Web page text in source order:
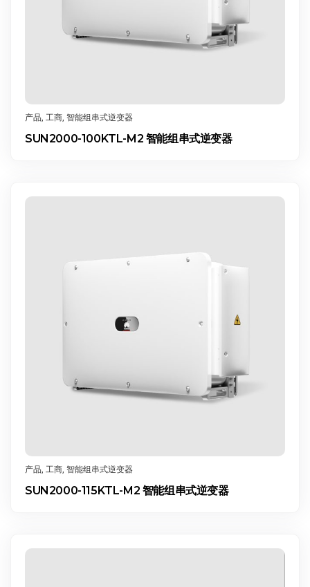
产品 工商 智能组串式逆变器
SUN2000-100KTL-M2 智能组串式逆变器
产品, 工商, 智能组串式逆变器
SUN2000-115KTL-M2 智能组串式逆变器